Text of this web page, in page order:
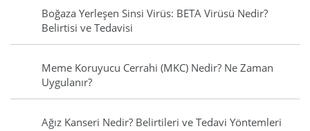
Boğaza Yerleşen Sinsi Virüs: BETA Virüsü Nedir?
Belirtisi ve Tedavisi
Meme Koruyucu Cerrahi (MKC) Nedir? Ne Zaman
Uygulanır?
Ağız Kanseri Nedir? Belirtileri ve Tedavi Yöntemleri